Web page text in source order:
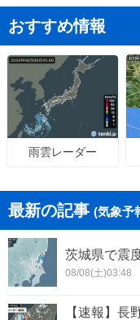
おすすめ情報
雨雲レーダー
最新の記事 (気象予
茨城県で震
08/08(土)03:48
【速報】